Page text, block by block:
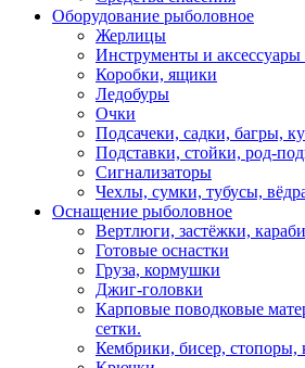
Оборудование рыболовное
Жерлицы
Инструменты и
Коробки, ящики
Ледобуры
Очки
Подсачеки, садки, багры,
Подставки, стойки, род-
Сигнализаторы
Чехлы, сумки, тубусы,
Оснащение рыболовное
Вертлюги, застёжки,
Готовые оснастки
Груза, кормушки
Джиг-головки
Карповые поводковые
сетки.
Кембрики, бисер, стопоры,